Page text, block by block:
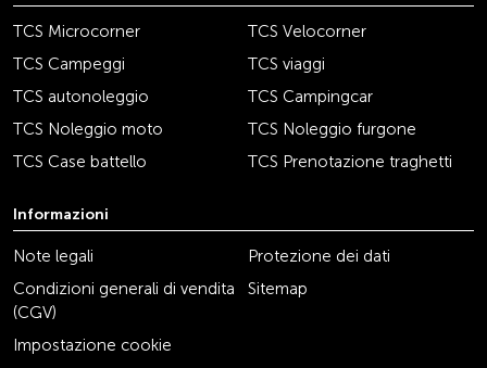
TCS Microcorner
TCS Velocorner
TCS Campeggi
TCS viaggi
TCS autonoleggio
TCS Campingcar
TCS Noleggio moto
TCS Noleggio furgone
TCS Case battello
TCS Prenotazione traghetti
Informazioni
Note legali
Protezione dei dati
Condizioni generali di vendita
(CGV)
Sitemap
Impostazione cookie